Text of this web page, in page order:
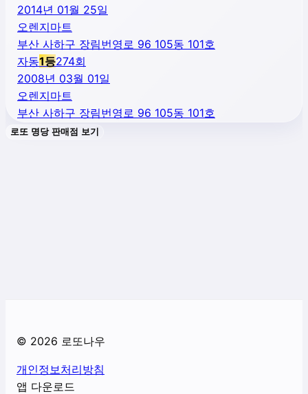
2014년 01월 25일
오렌지마트
부산 사하구 장림번영로 96 105동 101호
자동1등274회
2008년 03월 01일
오렌지마트
부산 사하구 장림번영로 96 105동 101호
로또 명당 판매점 보기
© 2026 로또나우
개인정보처리방침
앱 다운로드